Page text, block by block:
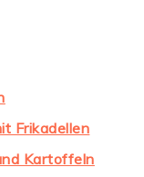
Frikadellen
Kartoffeln